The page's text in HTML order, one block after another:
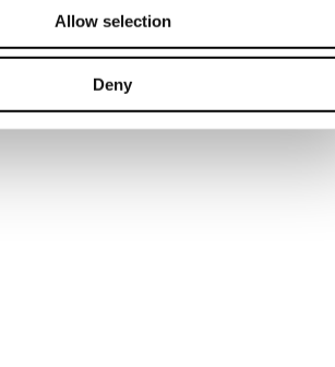
Allow selection
Deny